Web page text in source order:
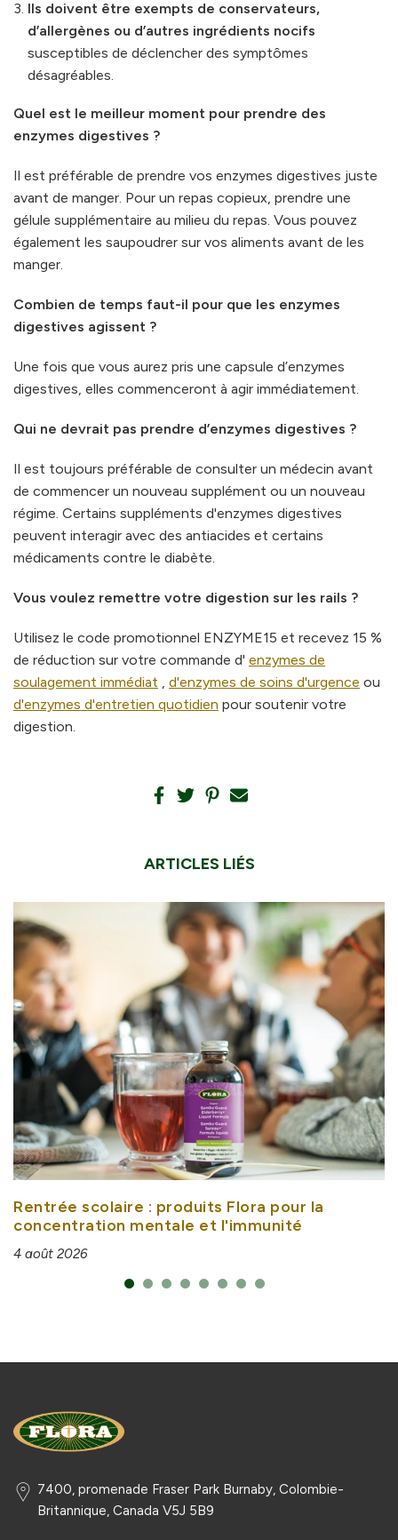
Ils doivent être exempts de conservateurs,
d’allergènes ou d’autres ingrédients nocifs
susceptibles de déclencher des symptômes
désagréables.
Quel est le meilleur moment pour prendre des
enzymes digestives ?
Il est préférable de prendre vos enzymes digestives juste
avant de manger. Pour un repas copieux, prendre une
gélule supplémentaire au milieu du repas. Vous pouvez
également les saupoudrer sur vos aliments avant de les
manger.
Combien de temps faut-il pour que les enzymes
digestives agissent ?
Une fois que vous aurez pris une capsule d’enzymes
digestives, elles commenceront à agir immédiatement.
Qui ne devrait pas prendre d’enzymes digestives ?
Il est toujours préférable de consulter un médecin avant
de commencer un nouveau supplément ou un nouveau
régime. Certains suppléments d'enzymes digestives
peuvent interagir avec des antiacides et certains
médicaments contre le diabète.
Vous voulez remettre votre digestion sur les rails ?
Utilisez le code promotionnel ENZYME15 et recevez 15 %
de réduction sur votre commande d' enzymes de
soulagement immédiat
d'enzymes de soins d'urgence ou
d'enzymes d'entretien quotidien pour soutenir votre
digestion.
ARTICLES LIÉS
Rentrée scolaire : produits Flora pour la
concentration mentale et l'immunité
4 août 2026
7400, promenade Fraser Park Burnaby, Colombie-
Britannique, Canada V5J 5B9